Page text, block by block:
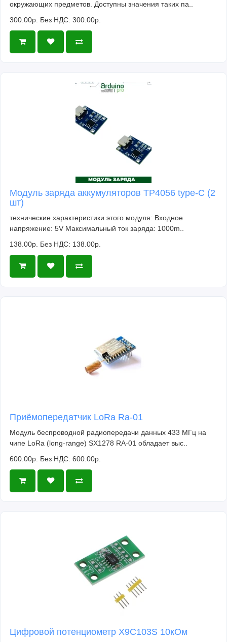
окружающих предметов. Доступны значения таких па..
300.00р. Без НДС: 300.00р.
Модуль заряда аккумуляторов TP4056 type-C (2
шт)
технические характеристики этого модуля: Входное
напряжение: 5V Максимальный ток заряда: 1000m..
138.00р. Без НДС: 138.00р.
Приёмопередатчик LoRa Ra-01
Модуль беспроводной радиопередачи данных 433 МГц на
чипе LoRa (long-range) SX1278 RA-01 обладает выс..
600.00р. Без НДС: 600.00р.
Цифровой потенциометр X9C103S 10кОм